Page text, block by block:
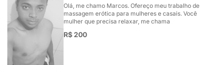
Olá, me chamo Marcos. Ofereço meu trabalho de
massagem erótica para mulheres e casais. Você
mulher que precisa relaxar, me chama
R$ 200